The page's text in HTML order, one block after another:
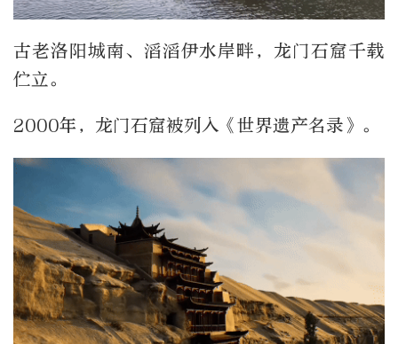
古老洛阳城南、滔滔伊水岸畔，龙门石窟千载
伫立。
2000年，龙门石窟被列入《世界遗产名录》。